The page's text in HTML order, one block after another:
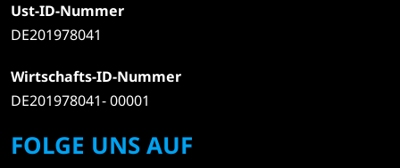
Ust-ID-Nummer
DE201978041
Wirtschafts-ID-Nummer
DE201978041- 00001
FOLGE UNS AUF